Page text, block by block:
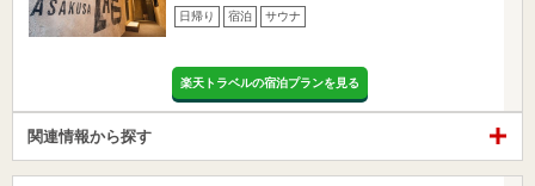
日帰り 宿泊 サウナ
楽天トラベルの宿泊プランを見る
関連情報から探す